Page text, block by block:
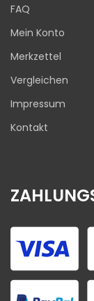
FAQ
Mein Konto
Merkzettel
Vergleichen
Impressum
Kontakt